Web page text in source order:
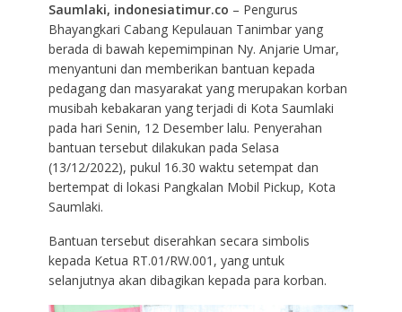
Saumlaki, indonesiatimur.co – Pengurus
Bhayangkari Cabang Kepulauan Tanimbar yang
berada di bawah kepemimpinan Ny. Anjarie Umar,
menyantuni dan memberikan bantuan kepada
pedagang dan masyarakat yang merupakan korban
musibah kebakaran yang terjadi di Kota Saumlaki
pada hari Senin, 12 Desember lalu. Penyerahan
bantuan tersebut dilakukan pada Selasa
(13/12/2022), pukul 16.30 waktu setempat dan
bertempat di lokasi Pangkalan Mobil Pickup, Kota
Saumlaki.
Bantuan tersebut diserahkan secara simbolis
kepada Ketua RT.01/RW.001, yang untuk
selanjutnya akan dibagikan kepada para korban.